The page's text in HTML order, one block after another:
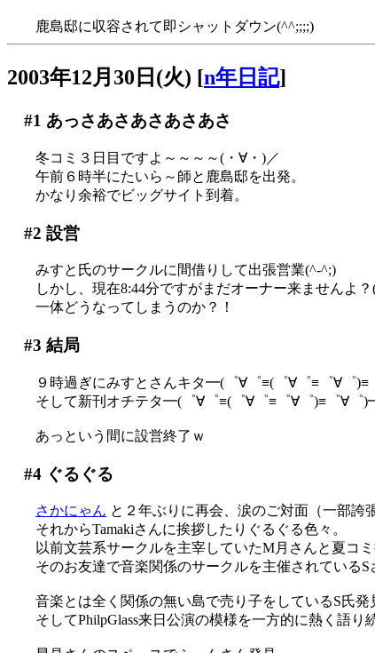
鹿島邸に収容されて即シャットダウン(^^;;;;)
2003年12月30日(火) [n年日記]
#1 あっさあさあさあさあさ
冬コミ３日目ですよ～～～～(・∀・)／
午前６時半にたいら～師と鹿島邸を出発。
かなり余裕でビッグサイト到着。
#2 設営
みすと氏のサークルに間借りして出張営業(^-^;)
しかし、現在8:44分ですがまだオーナー来ませんよ
一体どうなってしまうのか？！
#3 結局
９時過ぎにみすとさんキタ━(゜∀゜≡(゜∀゜≡゜∀゜
そして新刊オチテタ━(゜∀゜≡(゜∀゜≡゜∀゜)≡゜∀゜
あっという間に設営終了ｗ
#4ぐるぐる
さかにゃん と２年ぶりに再会、涙のご対面（一部誇
それからTamakiさんに挨拶したりぐるぐる色々。
以前文芸系サークルを主宰していたM月さんと夏コ
そのお友達で音楽関係のサークルを主催されている
音楽とは全く関係の無い島で売り子をしているS氏発
そしてPhilpGlass来日公演の模様を一方的に熱く語